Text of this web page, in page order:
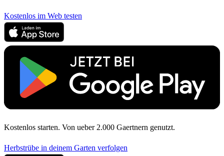
Kostenlos im Web testen
Kostenlos starten. Von ueber 2.000 Gaertnern genutzt.
Herbstrübe in deinem Garten verfolgen